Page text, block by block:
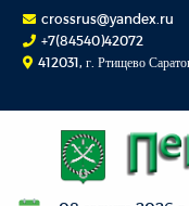
crossrus@yandex.ru
+7(84540)42072
412031, г. Ртищево